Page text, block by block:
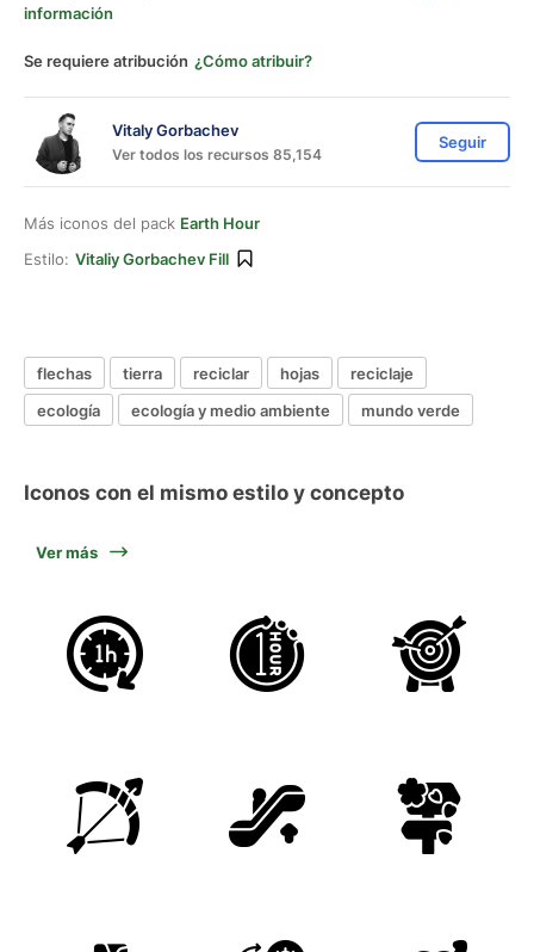
información
Se requiere atribución ¿Cómo atribuir?
Vitaly Gorbachev
Ver todos los recursos 85,154
Seguir
Más iconos del pack Earth Hour
Estilo: Vitaliy Gorbachev Fill
flechas tierra reciclar hojas
reciclaje
ecología
ecología y medio ambiente mundo verde
Iconos con el mismo estilo y concepto
Ver más